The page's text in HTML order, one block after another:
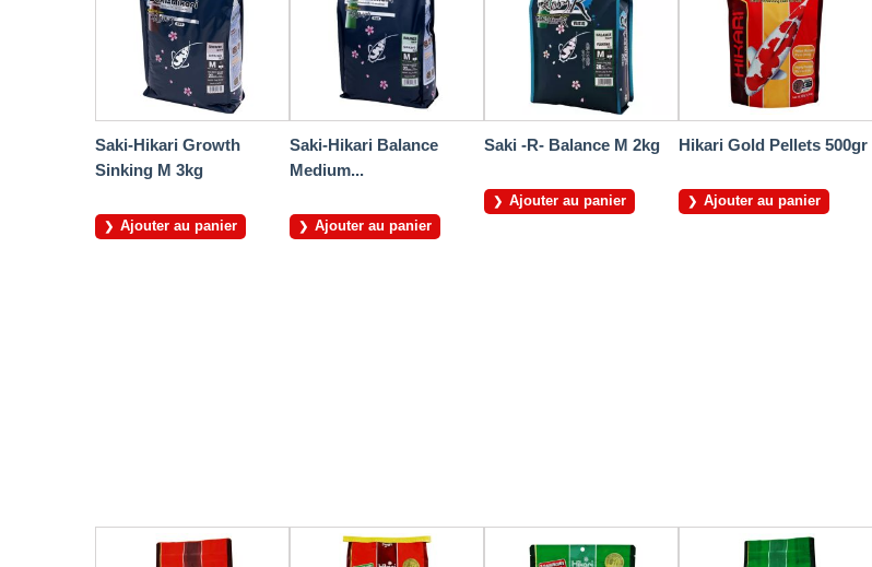
Saki-Hikari Growth
Sinking M 3kg
Ajouter au panier
Saki-Hikari Balance
Medium...
Ajouter au panier
Saki -R- Balance M 2kg
Ajouter au panier
Hikari Gold Pellets 500gr
Ajouter au panier